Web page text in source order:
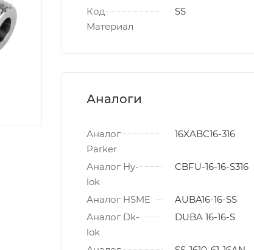
Код
Материал
SS
Аналоги
Аналог
Parker
16XABC16-316
Аналог Hy-
lok
CBFU-16-16-S316
Аналог HSME
AUBA16-16-SS
Аналог Dk-
lok
DUBA 16-16-S